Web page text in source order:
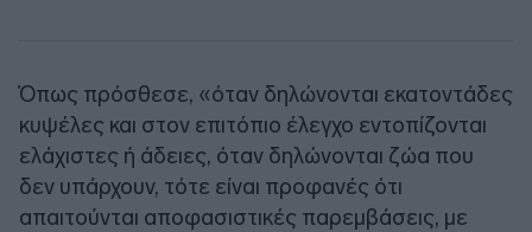
Όπως πρόσθεσε, «όταν δηλώνονται εκατοντάδες
κυψέλες και στον επιτόπιο έλεγχο εντοπίζονται
ελάχιστες ή άδειες, όταν δηλώνονται ζώα που
δεν υπάρχουν, τότε είναι προφανές ότι
απαιτούνται αποφασιστικές παρεμβάσεις, με